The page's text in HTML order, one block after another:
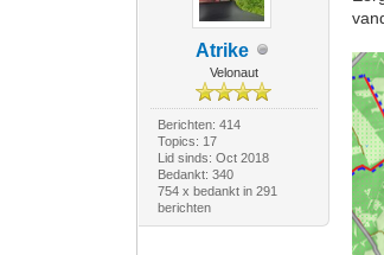
Atrike
Velonaut
Berichten: 414
Topics: 17
Lid sinds: Oct 2018
Bedankt: 340
754 x bedankt in 291
berichten